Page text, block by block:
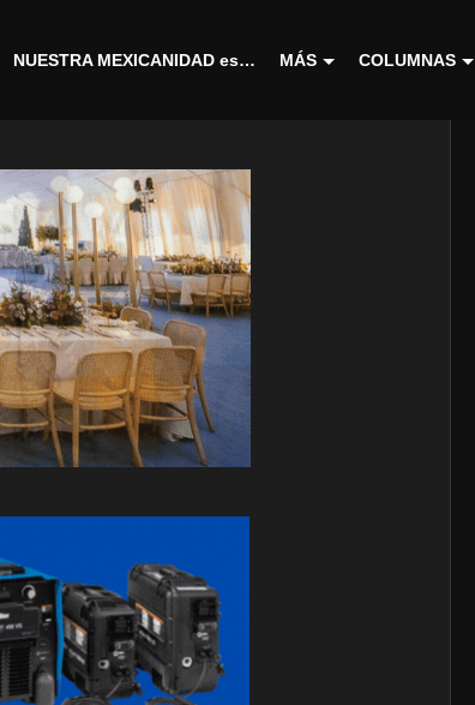
NUESTRA MEXICANIDAD es… MÁS COLUMNAS